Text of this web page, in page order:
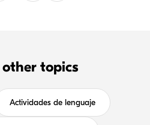
other topics
Actividades de lenguaje